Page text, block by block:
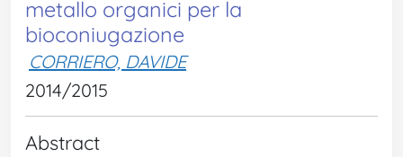
metallo organici per la
bioconiugazione
CORRIERO, DAVIDE
2014/2015
Abstract